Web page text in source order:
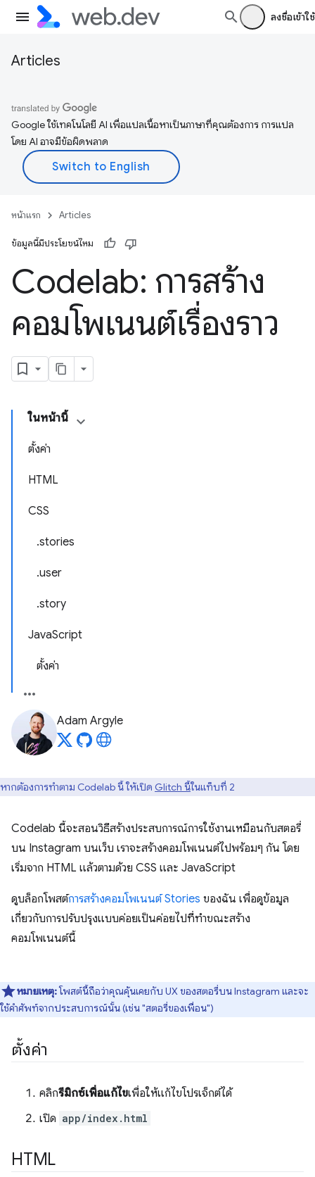
ลงชื่อเข้าใช้
Articles
Google ใช้เทคโนโลยี AI เพื่อแปลเนื้อหาเป็นภาษาที่คุณต้องการ การแปล
โดย AI อาจมีข้อผิดพลาด
หน้าแรก Articles
ข้อมูลนี้มีประโยชน์ไหม
Codelab: การสร้าง
คอมโพเนนต์เรื่องราว
ในหน้านี้
ตั้งค่า
HTML
CSS
.stories
.user
.story
JavaScript
ตั้งค่า
Adam Argyle
หากต้องการทำตาม Codelab นี้ ให้เปิด Glitch นี้ในแท็บที่ 2
Codelab นี้จะสอนวิธีสร้างประสบการณ์การใช้งานเหมือนกับสตอรี่
บน Instagram บนเว็บ เราจะสร้างคอมโพเนนต์ไปพร้อมๆ กัน โดย
เริ่มจาก HTML แล้วตามด้วย CSS และ JavaScript
ดูบล็อกโพสต์การสร้างคอมโพเนนต์ Stories ของฉัน เพื่อดูข้อมูล
เกี่ยวกับการปรับปรุงแบบค่อยเป็นค่อยไปที่ทำขณะสร้าง
คอมโพเนนต์นี้
หมายเหตุ:โพสต์นี้ถือว่าคุณคุ้นเคยกับ UX ของสตอรี่บน Instagram และจะ
ใช้คำศัพท์จากประสบการณ์นั้น (เช่น "สตอรี่ของเพื่อน")
ตั้งค่า
คลิกรีมิกซ์เพื่อแก้ไขเพื่อให้แก้ไขโปรเจ็กต์ได้
เปิด app/index.html
HTML